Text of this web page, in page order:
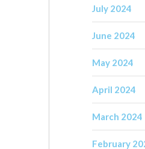
July 2024
June 2024
May 2024
April 2024
March 2024
February